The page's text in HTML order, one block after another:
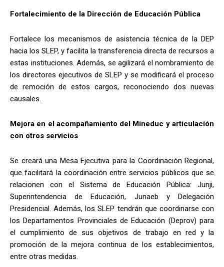
Fortalecimiento de la Dirección de Educación Pública
Fortalece los mecanismos de asistencia técnica de la DEP
hacia los SLEP, y facilita la transferencia directa de recursos a
estas instituciones. Además, se agilizará el nombramiento de
los directores ejecutivos de SLEP y se modificará el proceso
de remoción de estos cargos, reconociendo dos nuevas
causales.
Mejora en el acompañamiento del Mineduc y articulación
con otros servicios
Se creará una Mesa Ejecutiva para la Coordinación Regional,
que facilitará la coordinación entre servicios públicos que se
relacionen con el Sistema de Educación Pública: Junji,
Superintendencia de Educación, Junaeb y Delegación
Presidencial. Además, los SLEP tendrán que coordinarse con
los Departamentos Provinciales de Educación (Deprov) para
el cumplimiento de sus objetivos de trabajo en red y la
promoción de la mejora continua de los establecimientos,
entre otras medidas.